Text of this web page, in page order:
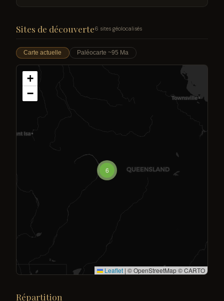
Sites de découverte6 sites géolocalisés
Carte actuelle Paléocarte ~95 Ma
6
+
−
Leaflet | © OpenStreetMap © CARTO
Répartition